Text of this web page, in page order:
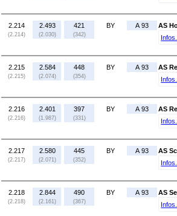
2.214
(2.214)
2.493
(2.030)
421
(342)
BY A 93
AS
Infos...
2.215
(2.215)
2.584
(2.074)
448
(354)
BY A 93
AS
Infos...
2.216
(2.216)
2.401
(1.987)
397
(331)
BY A 93
AS
Infos...
2.217
(2.217)
2.580
(2.071)
445
(352)
BY A 93
AS
Infos...
2.218
(2.218)
2.844
(2.161)
490
(367)
BY A 93
AS
Infos...